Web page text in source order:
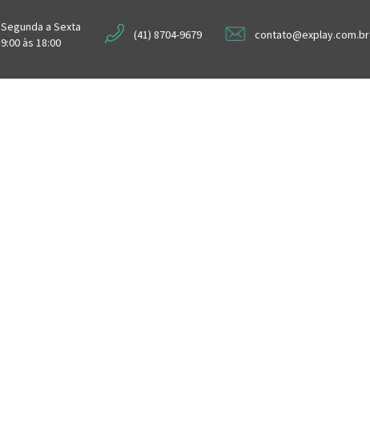
Segunda a Sexta
9:00 às 18:00
(41) 8704-9679 contato@explay.com.br